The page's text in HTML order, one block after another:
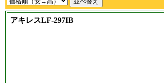
アキレスLF-297IB